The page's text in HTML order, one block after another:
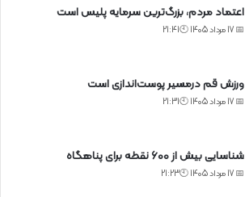
اعتماد مردم، بزرگ‌ترین سرمایه پلیس است
📅 17 مرداد 1405 🕙21:41
ورزش قم درمسیر پوست‌اندازی است
📅 17 مرداد 1405 🕙21:31
شناسایی بیش از ۶۰۰ نقطه برای پناهگاه
📅 17 مرداد 1405 🕙21:23